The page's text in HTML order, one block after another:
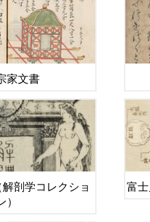
家文書
剖学コレクショ
）
富